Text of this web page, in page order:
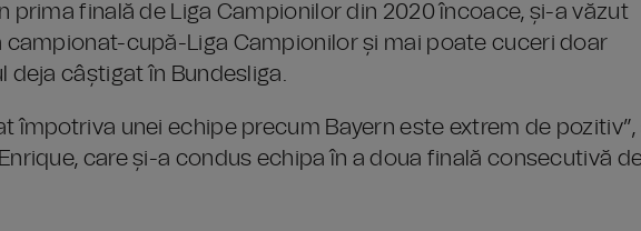
prima finală de Liga Campionilor din 2020 încoace, și-a văzut
cupă-Liga Campionilor și mai poate cuceri doar
deja câștigat în Bundesliga.
împotriva unei echipe precum Bayern este extrem de pozitiv”,
care și-a condus echipa în a doua finală consecutivă